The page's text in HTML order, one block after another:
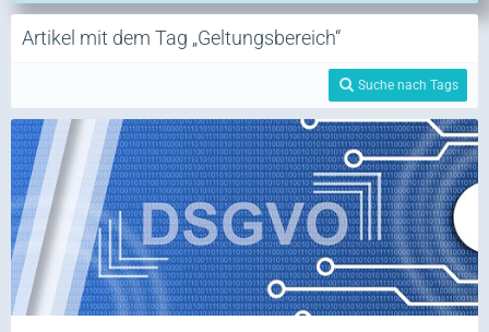
Artikel mit dem Tag „Geltungsbereich“
Suche nach Tags